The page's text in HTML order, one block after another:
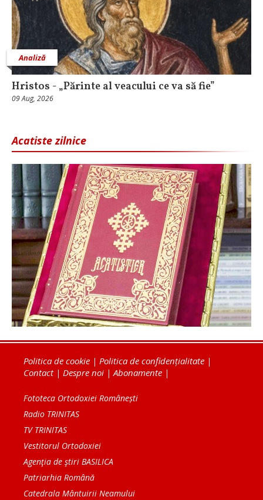
Analiză
Hristos - „Părinte al veacului ce va să fie”
09 Aug, 2026
Acatiste zilnice
Politica de cookie | Politica de confidențialitate |
Contact| Despre noi | Abonamente |
Fototeca Ortodoxiei Românești
Radio TRINITAS
TV TRINITAS
Vestitorul Ortodoxiei
Agenţia de ştiri BASILICA
Patriarhia Română
Catedrala Mântuirii Neamului